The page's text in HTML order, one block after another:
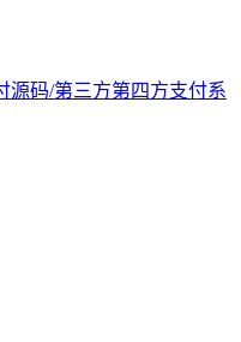
源码/第三方第四方支付系